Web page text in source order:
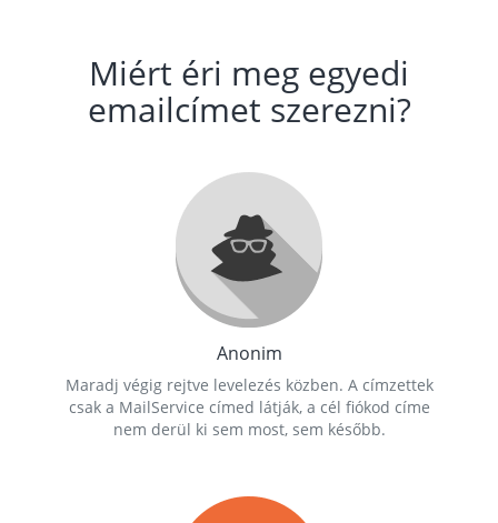
Miért éri meg egyedi
emailcímet szerezni?
Anonim
Maradj végig rejtve levelezés közben. A címzettek
csak a MailService címed látják, a cél fiókod címe
nem derül ki sem most, sem később.